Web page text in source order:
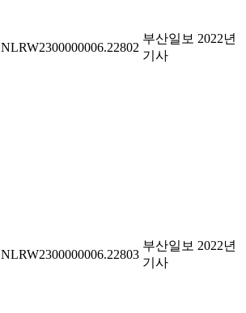
NLRW2300000006.22802
부산일보 2022년
기사
NLRW2300000006.22803
부산일보 2022년
기사